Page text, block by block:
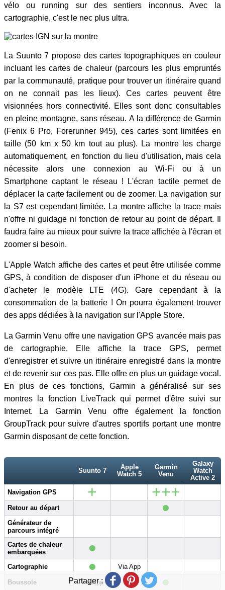
vélo ou running sur des sentiers inconnus. Avec la
cartographie, c'est le nec plus ultra.
La Suunto 7 propose des cartes topographiques en couleur
incluant les cartes de chaleur (parcours les plus empruntés
par la communauté, pratique pour trouver un itinéraire quand
on ne connait pas les lieux). Ces cartes peuvent être
visionnées hors connectivité. Elles sont donc consultables
en pleine montagne, sans réseau. A la différence de Garmin
(Fenix 6 Pro, Forerunner 945), ces cartes sont limitées en
taille (50 km x 50 km tout au plus). La montre les charge
automatiquement, en fonction du lieu d'utilisation, mais cela
nécessite alors une connexion au Wi-Fi ou à un
Smartphone captant le réseau ! L'écran tactile permet de
déplacer la carte facilement ou de zoomer. La navigation sur
la S7 est cependant limitée. La montre affiche la trace mais
n'offre ni guidage ni fonction de retour au point de départ. Il
faudra faire au mieux pour suivre la trace affichée à l'écran et
zoomer si besoin.
L'Apple Watch affiche des cartes et peut être utilisée comme
GPS, à condition de disposer d'un iPhone et du réseau ou
d'acheter le modèle LTE (4G). Gare cependant à la
consommation de la batterie ! On pourra également trouver
des apps dédiées à la navigation sur l'Apple Store.
La Garmin Venu offre une navigation GPS avancée mais pas
de cartographie. Elle affiche la trace GPS, permet
d'enregistrer et suivre un itinéraire enregistré dans la montre
et de revenir sur ces pas. Elle offre en plus un guidage vocal.
En plus de ces fonctions, Garmin a généralisé sur ses
montres la fonction LiveTrack qui permet d'être suivi sur
Internet. La Garmin Venu offre également la fonction
GroupTrack pour suivre d'autres sportifs portant une montre
Garmin disposant de cette fonction.
Suunto 7
Apple
Watch 5
Garmin
Venu
Galaxy
Watch
Active 2
Navigation GPS
+ +++
Retour au départ •
Générateur de
parcours intégré
Cartes de chaleur
embarquées
•
Cartographie • Via App
Boussole Via App • •
Partager :